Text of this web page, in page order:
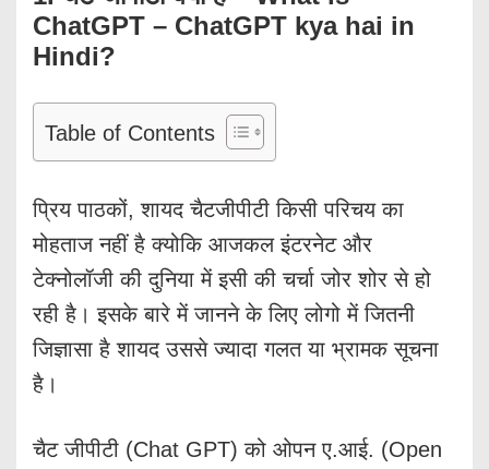
ChatGPT – ChatGPT kya hai in
Hindi?
Table of Contents
प्रिय पाठकों, शायद चैटजीपीटी किसी परिचय का
मोहताज नहीं है क्योकि आजकल इंटरनेट और
टेक्नोलॉजी की दुनिया में इसी की चर्चा जोर शोर से हो
रही है। इसके बारे में जानने के लिए लोगो में जितनी
जिज्ञासा है शायद उससे ज्यादा गलत या भ्रामक सूचना
है।
चैट जीपीटी (Chat GPT) को ओपन ए.आई. (Open